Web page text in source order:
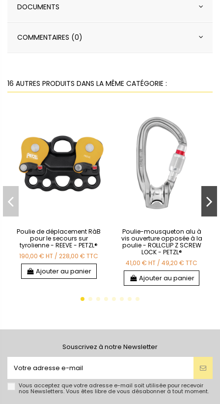
DOCUMENTS
COMMENTAIRES (0)
16 AUTRES PRODUITS DANS LA MÊME CATÉGORIE :
Poulie de déplacement RàB
pour le secours sur
tyrolienne - REEVE - PETZL®
190,00 €HT /228,00 €TTC
Ajouter au panier
Poulie-mousqueton alu à
vis ouverture opposée à la
poulie - ROLLCLIP Z SCREW
LOCK - PETZL®
41,00 €HT /49,20 €TTC
Ajouter au panier
Souscrivez à notre Newsletter
Vous acceptez que votre adresse e-mail soit utilisée pour recevoir
nos Newsletters. Vous êtes libre de vous désabonner à tout moment.